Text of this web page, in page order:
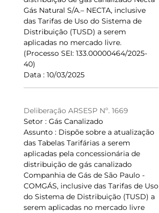
Gás Natural S/A.– NECTA, inclusive
das Tarifas de Uso do Sistema de
Distribuição (TUSD) a serem
aplicadas no mercado livre.
(Processo SEI: 133.00000464/2025-
40)
Data : 10/03/2025
Deliberação ARSESP Nº. 1669
Setor : Gás Canalizado
Assunto : Dispõe sobre a atualização
das Tabelas Tarifárias a serem
aplicadas pela concessionária de
distribuição de gás canalizado
Companhia de Gás de São Paulo -
COMGÁS, inclusive das Tarifas de Uso
do Sistema de Distribuição (TUSD) a
serem aplicadas no mercado livre